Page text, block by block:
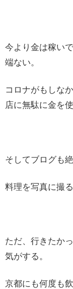
今より金は稼い
端ない。
コロナがもしな
店に無駄に金を
そしてブログも
料理を写真に撮
ただ、行きたか
気がする。
京都にも何度も